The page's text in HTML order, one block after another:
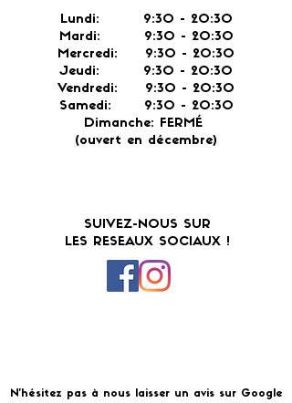
Lundi: 9:30 - 20:30
Mardi: 9:30 - 20:30
Mercredi: 9:30 - 20:30
Jeudi: 9:30 - 20:30
Vendredi: 9:30 - 20:30
Samedi: 9:30 - 20:30
Dimanche: FERMÉ
(ouvert en décembre)
SUIVEZ-NOUS SUR
LES RESEAUX SOCIAUX !
N'hésitez pas à nous laisser un avis sur Google